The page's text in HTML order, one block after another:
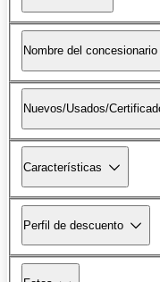
Nombre del concesionario
Nuevos/Usados/
Características
Perfil de descuento